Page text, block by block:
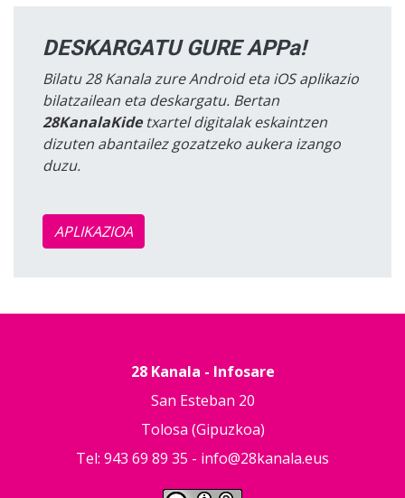
DESKARGATU GURE APPa!
Bilatu 28 Kanala zure Android eta iOS aplikazio
bilatzailean eta deskargatu. Bertan
28KanalaKidetxartel digitalak eskaintzen
dizuten abantailez gozatzeko aukera izango
duzu.
APLIKAZIOA
28 Kanala - Infosare
San Esteban 20
Tolosa (Gipuzkoa)
Tel: 943 69 89 35 - info@28kanala.eus